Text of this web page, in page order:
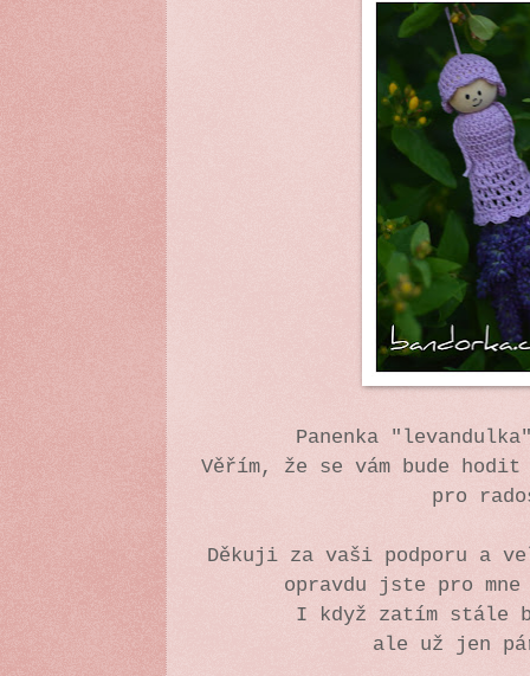
Panenka
Věřím, že se vám bude hodit
pro
Děkuji za vaši podporu a
opravdu jste pro mne
I když zatím stále
ale už jen